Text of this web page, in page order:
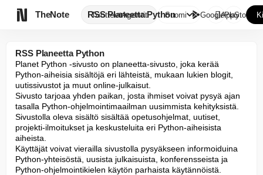
TheNote TuotteetAgentit
RSS Planeetta PythonSuomi GooglePlay
AppStore
RSS Planeetta Python
Planet Python -sivusto on planeetta-sivusto, joka kerää
Python-aiheisia sisältöjä eri lähteistä, mukaan lukien blogit,
uutissivustot ja muut online-julkaisut.
Sivusto tarjoaa yhden paikan, josta ihmiset voivat pysyä ajan
tasalla Python-ohjelmointimaailman uusimmista kehityksistä.
Sivustolla oleva sisältö sisältää opetusohjelmat, uutiset,
projekti-ilmoitukset ja keskusteluita eri Python-aiheisista
aiheista.
Käyttäjät voivat vierailla sivustolla pysyäkseen informoiduina
Python-yhteisöstä, uusista julkaisuista, konferensseista ja
Python-ohjelmointikielen käytön parhaista käytännöistä.